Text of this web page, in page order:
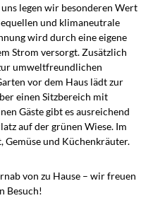
legen wir besonderen Wert
und klimaneutrale
wird durch eine eigene
Strom versorgt. Zusätzlich
umweltfreundlichen
vor dem Haus lädt zur
einen Sitzbereich mit
Gäste gibt es ausreichend
auf der grünen Wiese. Im
Gemüse und Küchenkräuter.
von zu Hause – wir freuen
Besuch!